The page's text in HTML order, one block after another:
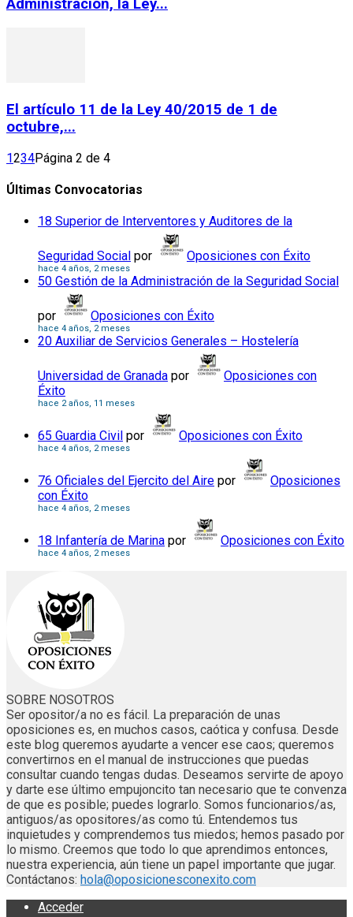
Administración, la Ley...
El artículo 11 de la Ley 40/2015 de 1 de
octubre,...
1234Página 2 de 4
Últimas Convocatorias
18 Superior de Interventores y Auditores de la
Seguridad Social por Oposiciones con Éxito
hace 4 años, 2 meses
50 Gestión de la Administración de la Seguridad Social
por Oposiciones con Éxito
hace 4 años, 2 meses
20 Auxiliar de Servicios Generales – Hostelería
Universidad de Granada por
Oposiciones con
Éxito
hace 2 años, 11 meses
65 Guardia Civil por Oposiciones con Éxito
hace 4 años, 2 meses
76 Oficiales del Ejercito del Aire por
Oposiciones
con Éxito
hace 4 años, 2 meses
18 Infantería de Marina por Oposiciones con Éxito
hace 4 años, 2 meses
SOBRE NOSOTROS
Ser opositor/a no es fácil. La preparación de unas
oposiciones es, en muchos casos, caótica y confusa. Desde
este blog queremos ayudarte a vencer ese caos; queremos
convertirnos en el manual de instrucciones que puedas
consultar cuando tengas dudas. Deseamos servirte de apoyo
y darte ese último empujoncito tan necesario que te convenza
de que es posible; puedes lograrlo. Somos funcionarios/as,
antiguos/as opositores/as como tú. Entendemos tus
inquietudes y comprendemos tus miedos; hemos pasado por
lo mismo. Creemos que todo lo que aprendimos entonces,
nuestra experiencia, aún tiene un papel importante que jugar.
Contáctanos: hola@oposicionesconexito.com
Acceder